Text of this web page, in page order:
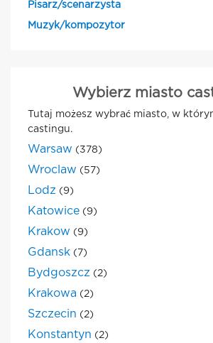
Pisarz/scenarzysta
Muzyk/kompozytor
Wybierz miasto
Tutaj możesz wybrać miasto, w
castingu.
Warsaw (378)
Wroclaw (57)
Lodz (9)
Katowice (9)
Krakow (9)
Gdansk (7)
Bydgoszcz (2)
Krakowa (2)
Szczecin (2)
Konstantyn (2)